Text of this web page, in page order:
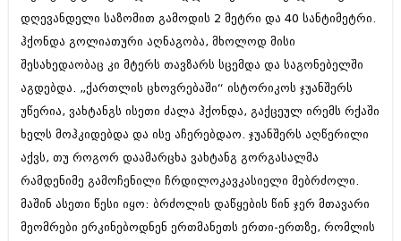
დღევანდელი საზომით გამოდის 2 მეტრი და 40 სანტიმეტრი.
ჰქონდა გოლიათური აღნაგობა, მხოლოდ მისი
შესახედაობაც კი მტერს თავზარს სცემდა და საგონებელში
აგდებდა. „ქართლის ცხოვრებაში“ ისტორიკოს ჯუანშერს
უწერია, ვახტანგს ისეთი ძალა ჰქონდა, გაქცეულ ირემს რქაში
ხელს მოჰკიდებდა და ისე აჩერებდაო. ჯუანშერს აღწერილი
აქვს, თუ როგორ დაამარცხა ვახტანგ გორგასალმა
რამდენიმე გამოჩენილი ჩრდილოკავკასიელი მებრძოლი.
მაშინ ასეთი წესი იყო: ბრძოლის დაწყების წინ ჯერ მთავარი
მეომრები ერკინებოდნენ ერთმანეთს ერთი-ერთზე, რომლის